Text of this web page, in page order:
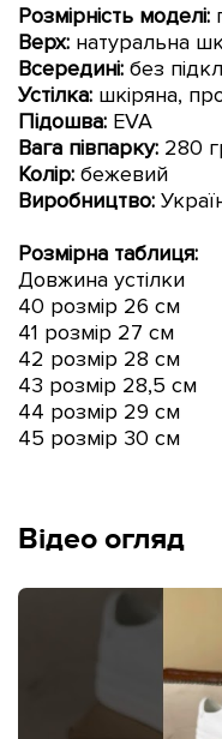
Розмірність моделі:
Верх: натуральна
Всередині: без
Устілка: шкіряна,
Підошва: EVA
Вага півпарку: 280
Колір: бежевий
Виробництво:
Розмірна таблиця:
Довжина устілки
40 розмір 26 см
41 розмір 27 см
42 розмір 28 см
43 розмір 28,5 см
44 розмір 29 см
45 розмір 30 см
Відео огляд